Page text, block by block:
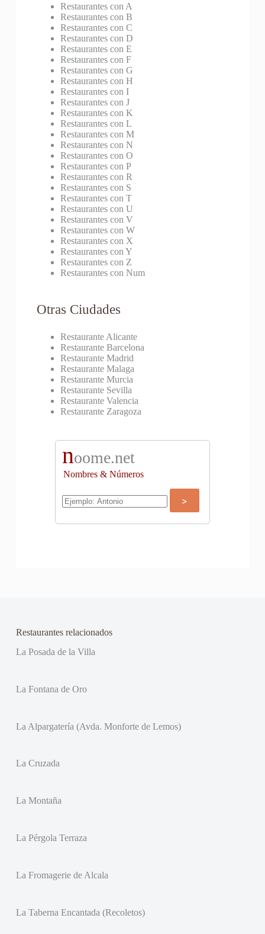
Restaurantes con A
Restaurantes con B
Restaurantes con C
Restaurantes con D
Restaurantes con E
Restaurantes con F
Restaurantes con G
Restaurantes con H
Restaurantes con I
Restaurantes con J
Restaurantes con K
Restaurantes con L
Restaurantes con M
Restaurantes con N
Restaurantes con O
Restaurantes con P
Restaurantes con R
Restaurantes con S
Restaurantes con T
Restaurantes con U
Restaurantes con V
Restaurantes con W
Restaurantes con X
Restaurantes con Y
Restaurantes con Z
Restaurantes con Num
Otras Ciudades
Restaurante Alicante
Restaurante Barcelona
Restaurante Madrid
Restaurante Malaga
Restaurante Murcia
Restaurante Sevilla
Restaurante Valencia
Restaurante Zaragoza
noome.net
Nombres & Números
Restaurantes relacionados
La Posada de la Villa
La Fontana de Oro
La Alpargatería (Avda. Monforte de Lemos)
La Cruzada
La Montaña
La Pérgola Terraza
La Fromagerie de Alcala
La Taberna Encantada (Recoletos)